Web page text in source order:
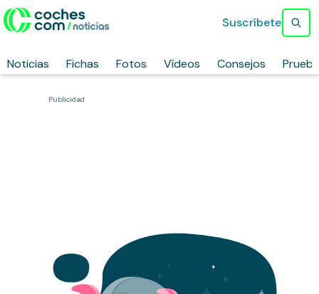
Noticias Fichas Fotos Vídeos Consejos
Suscríbete
Publicidad